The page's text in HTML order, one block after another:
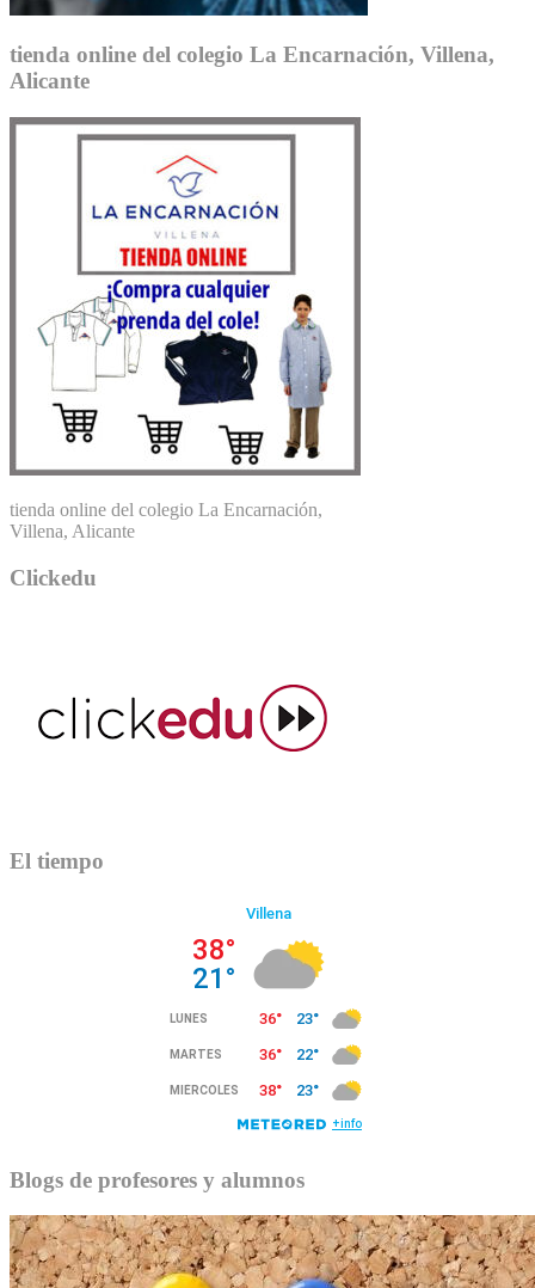
tienda online del colegio La Encarnación, Villena,
Alicante
tienda online del colegio La Encarnación,
Villena, Alicante
Clickedu
El tiempo
Blogs de profesores y alumnos